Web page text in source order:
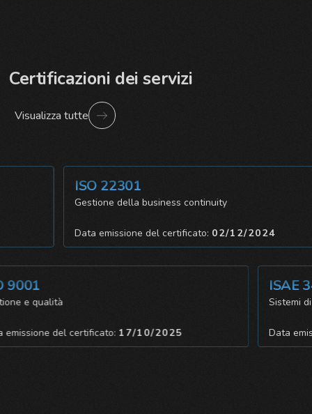
Certificazioni dei servizi
Visualizza tutte
ISO 22301
Gestione della business continuity
Data emissione del certificato:02/12/2024
e qualità
del certificato:17/10/2025
ISAE
Sistemi di
Data